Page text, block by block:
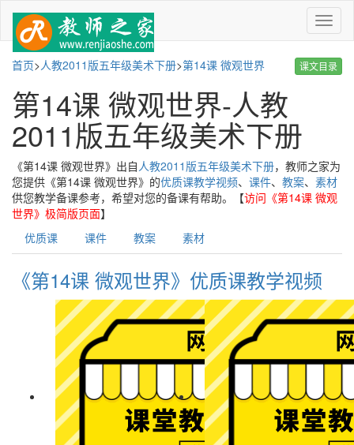
菜
单
课文目录
首页>人教2011版五年级美术下册>第14课 微观世界
第14课 微观世界-人教
2011版五年级美术下册
《第14课 微观世界》出自人教2011版五年级美术下册，教师之家为
您提供《第14课 微观世界》的优质课教学视频、 课件、 教案、 素材
供您教学备课参考，希望对您的备课有帮助。【访问《第14课 微观
世界》极简版页面】
优质课
课件 教案 素材
《第14课 微观世界》优质课教学视频